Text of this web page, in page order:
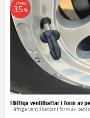
SPARA
35 %